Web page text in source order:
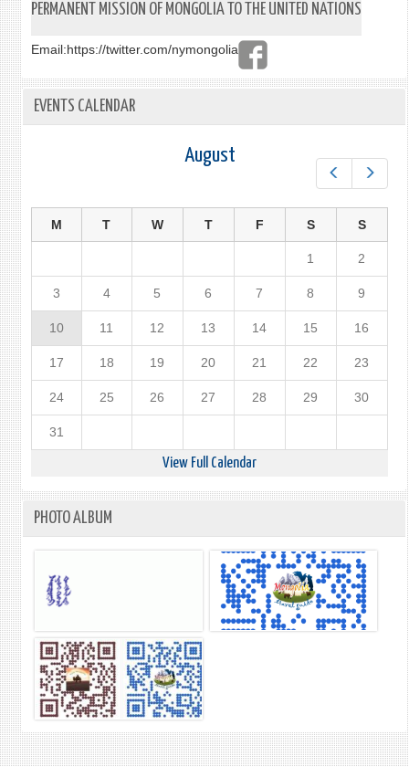
PERMANENT MISSION OF MONGOLIA TO THE UNITED NATIONS
Email:https://twitter.com/nymongolia
EVENTS CALENDAR
August
M T W T F S S
1 2
3 4 5 6 7 8 9
10 11 12 13 14 15 16
17 18 19 20 21 22 23
24 25 26 27 28 29 30
31
View Full Calendar
PHOTO ALBUM